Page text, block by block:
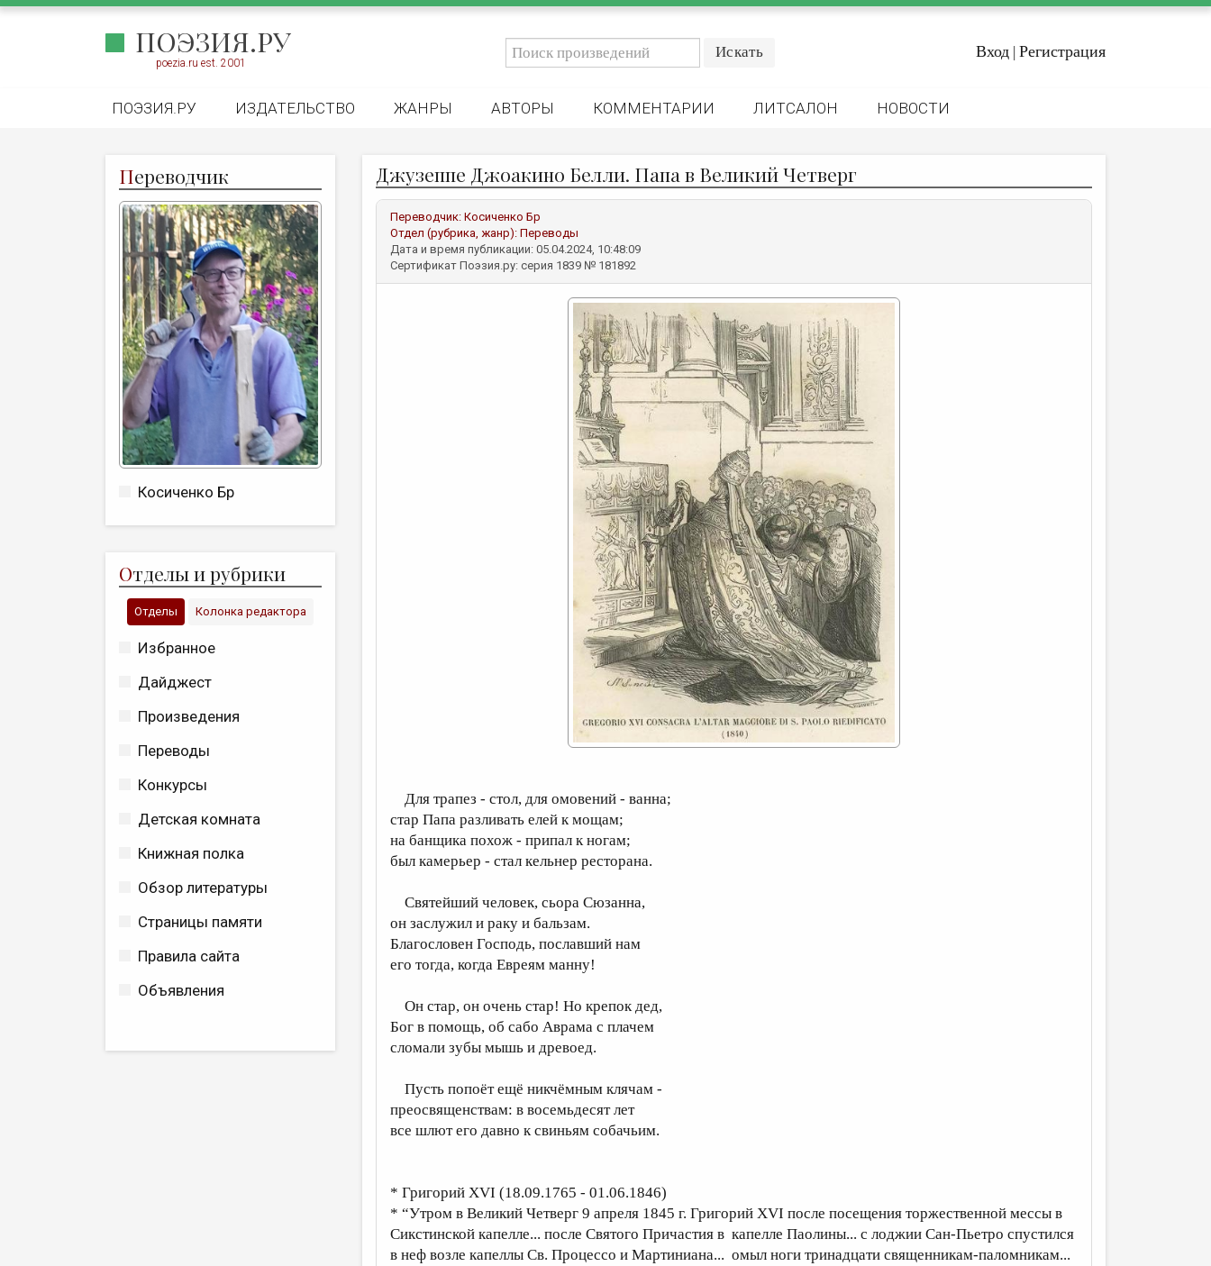
ПОЭЗИЯ.РУ
poezia.ru est. 2001
Вход | Регистрация
ПОЭЗИЯ.РУ ИЗДАТЕЛЬСТВО ЖАНРЫ АВТОРЫ КОММЕНТАРИИ ЛИТСАЛОН НОВОСТИ
Переводчик
Косиченко Бр
Отделы и рубрики
Отделы Колонка редактора
Избранное
Дайджест
Произведения
Переводы
Конкурсы
Детская комната
Книжная полка
Обзор литературы
Страницы памяти
Правила сайта
Объявления
Джузеппе Джоакино Белли. Папа в Великий Четверг
Переводчик: Косиченко Бр
Отдел (рубрика, жанр): Переводы
Дата и время публикации: 05.04.2024, 10:48:09
Сертификат Поэзия.ру: серия 1839 № 181892
Для трапез - стол, для омовений - ванна;
стар Папа разливать елей к мощам;
на банщика похож - припал к ногам;
был камерьер - стал кельнер ресторана.
Святейший человек, сьора Сюзанна,
он заслужил и раку и бальзам.
Благословен Господь, пославший нам
его тогда, когда Евреям манну!
Он стар, он очень стар! Но крепок дед,
Бог в помощь, об сабо Аврама с плачем
сломали зубы мышь и древоед.
Пусть попоёт ещё никчёмным клячам -
преосвященствам: в восемьдесят лет
все шлют его давно к свиньям собачьим.
* Григорий XVI (18.09.1765 - 01.06.1846)
* “Утром в Великий Четверг 9 апреля 1845 г. Григорий XVI после посещения торжественной мессы в
Сикстинской капелле... после Святого Причастия в капелле Паолины... с лоджии Сан-Пьетро ​​спустился
в неф возле капеллы Св. Процессо и Мартиниана... омыл ноги тринадцати священникам-паломникам...